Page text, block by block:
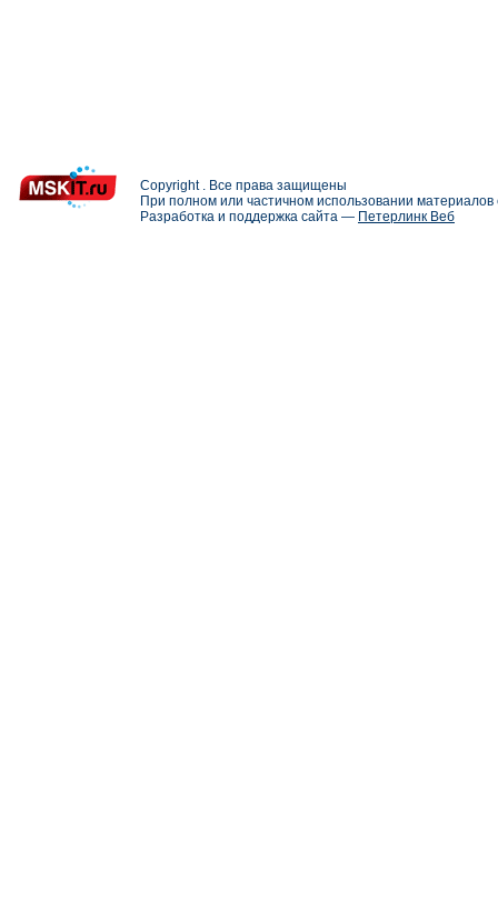
Copyright . Все права защищены
При полном или частичном использовании
Разработка и поддержка сайта — Петерлинк Веб